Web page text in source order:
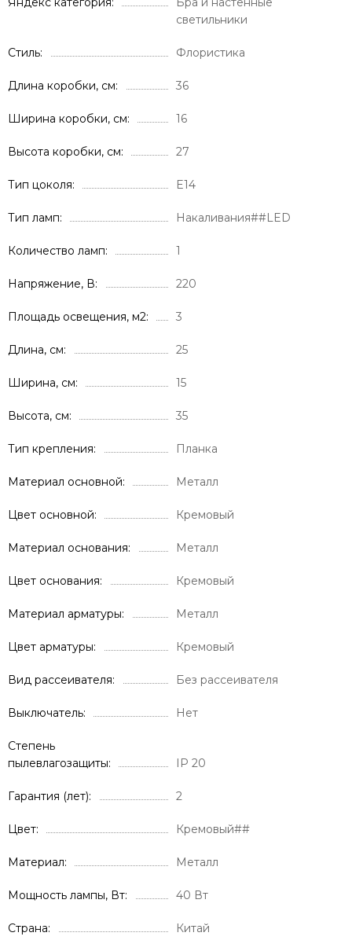
светильники
Стиль Флористика
Длина коробки, см 36
Ширина коробки, см 16
Высота коробки, см 27
Тип цоколя E14
Тип ламп Накаливания##LED
Количество ламп 1
Напряжение, В 220
Площадь освещения, м2 3
Длина, см 25
Ширина, см 15
Высота, см 35
Тип крепления Планка
Материал основной Металл
Цвет основной Кремовый
Материал основания Металл
Цвет основания Кремовый
Материал арматуры Металл
Цвет арматуры Кремовый
Вид рассеивателя Без рассеивателя
Выключатель Нет
Степень
пылевлагозащиты
IP 20
Гарантия (лет) 2
Цвет Кремовый##
Материал Металл
Мощность лампы, Вт 40 Вт
Страна Китай